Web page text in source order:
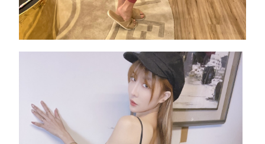
搭配海芙音波加強拉提曲
線